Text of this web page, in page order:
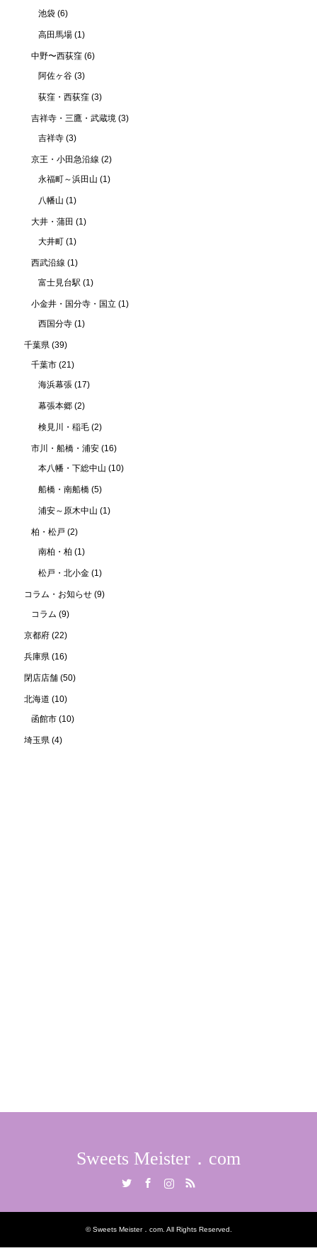
池袋 (6)
高田馬場 (1)
中野〜西荻窪 (6)
阿佐ヶ谷 (3)
荻窪・西荻窪 (3)
吉祥寺・三鷹・武蔵境 (3)
吉祥寺 (3)
京王・小田急沿線 (2)
永福町～浜田山 (1)
八幡山 (1)
大井・蒲田 (1)
大井町 (1)
西武沿線 (1)
富士見台駅 (1)
小金井・国分寺・国立 (1)
西国分寺 (1)
千葉県 (39)
千葉市 (21)
海浜幕張 (17)
幕張本郷 (2)
検見川・稲毛 (2)
市川・船橋・浦安 (16)
本八幡・下総中山 (10)
船橋・南船橋 (5)
浦安～原木中山 (1)
柏・松戸 (2)
南柏・柏 (1)
松戸・北小金 (1)
コラム・お知らせ (9)
コラム (9)
京都府 (22)
兵庫県 (16)
閉店店舗 (50)
北海道 (10)
函館市 (10)
埼玉県 (4)
Sweets Meister．com
RSS
©Sweets Meister．com. All Rights Reserved.